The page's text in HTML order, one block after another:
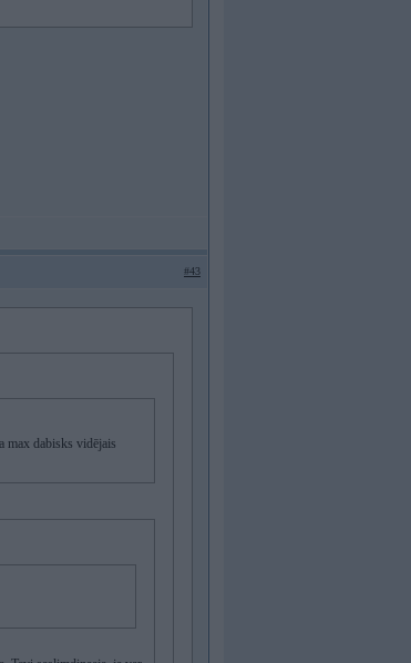
#43
max dabisks vidējais